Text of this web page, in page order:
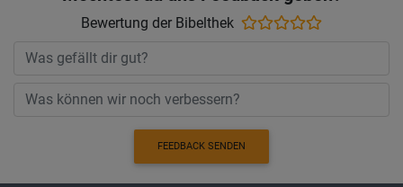
Bewertung der Bibelthek
FEEDBACK SENDEN